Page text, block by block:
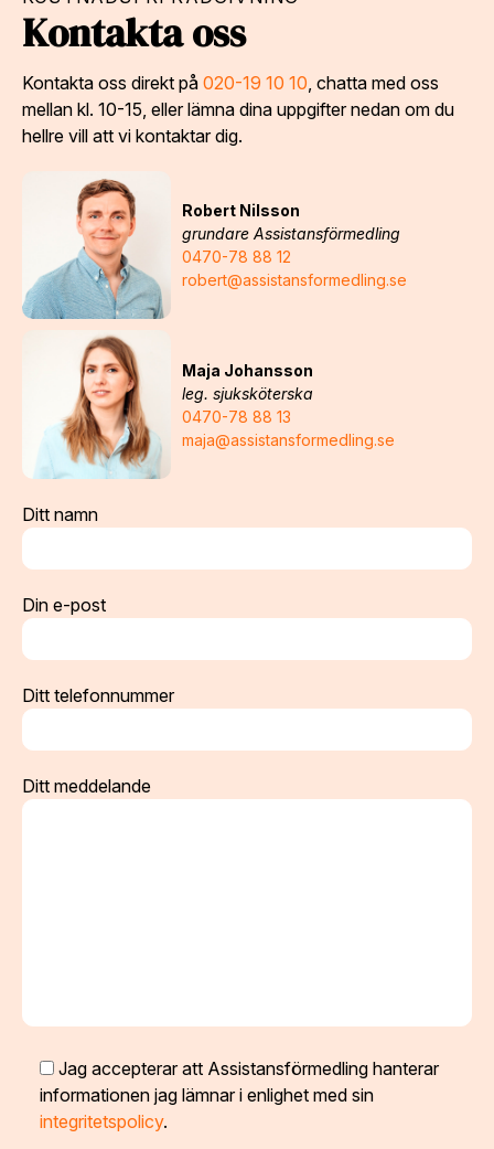
Kontakta oss
Kontakta oss direkt på 020-19 10 10 , chatta med oss
mellan kl. 10-15, eller lämna dina uppgifter nedan om du
hellre vill att vi kontaktar dig.
Robert Nilsson
grundare Assistansförmedling
0470-78 88 12
robert@assistansformedling.se
Maja Johansson
leg. sjuksköterska
0470-78 88 13
maja@assistansformedling.se
Ditt namn
Din e-post
Ditt telefonnummer
Ditt meddelande
Jag accepterar att Assistansförmedling hanterar
informationen jag lämnar i enlighet med sin
integritetspolicy.